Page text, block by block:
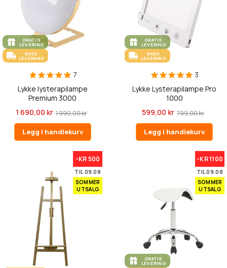
GRATIS
LEVERING
RASK
LEVERANS
7
Lykke lysterapilampe
Premium 3000
1 690,00 kr 1 990,00 kr
Legg i handlekurv
GRATIS
LEVERING
RASK
LEVERANS
3
Lykke Lysterapilampe Pro
1000
599,00 kr 799,00 kr
Legg i handlekurv
-KR 500
TIL 09.08
SOMMER
UTSALG
-KR 1100
TIL 09.08
SOMMER
UTSALG
GRATIS
LEVERING